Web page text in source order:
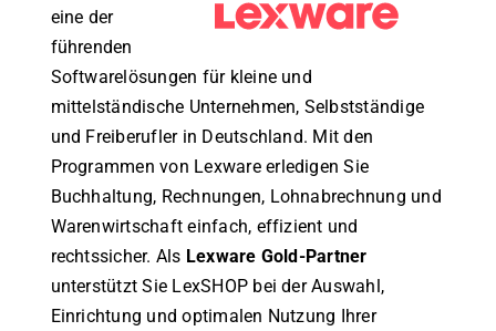
eine der
führenden
Softwarelösungen für kleine und
mittelständische Unternehmen, Selbstständige
und Freiberufler in Deutschland. Mit den
Programmen von Lexware erledigen Sie
Buchhaltung, Rechnungen, Lohnabrechnung und
Warenwirtschaft einfach, effizient und
rechtssicher. Als Lexware Gold-Partner
unterstützt Sie LexSHOP bei der Auswahl,
Einrichtung und optimalen Nutzung Ihrer